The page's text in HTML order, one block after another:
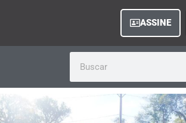
ASSINE